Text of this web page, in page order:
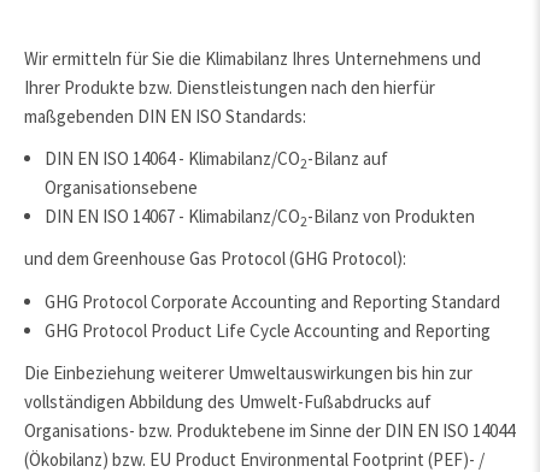
Wir ermitteln für Sie die Klimabilanz Ihres Unternehmens und
Ihrer Produkte bzw. Dienstleistungen nach den hierfür
maßgebenden DIN EN ISO Standards:
DIN EN ISO 14064 - Klimabilanz/CO2-Bilanz auf
Organisationsebene
DIN EN ISO 14067 - Klimabilanz/CO2-Bilanz von Produkten
und dem Greenhouse Gas Protocol (GHG Protocol):
GHG Protocol Corporate Accounting and Reporting Standard
GHG Protocol Product Life Cycle Accounting and Reporting
Die Einbeziehung weiterer Umweltauswirkungen bis hin zur
vollständigen Abbildung des Umwelt-Fußabdrucks auf
Organisations- bzw. Produktebene im Sinne der DIN EN ISO 14044
(Ökobilanz) bzw. EU Product Environmental Footprint (PEF)- /